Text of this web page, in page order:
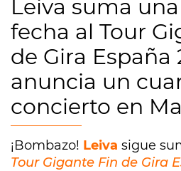
Leiva suma
fecha al Tour
de Gira España
anuncia un
concierto en
¡Bombazo! Leiva sigue
Tour Gigante Fin de Gira